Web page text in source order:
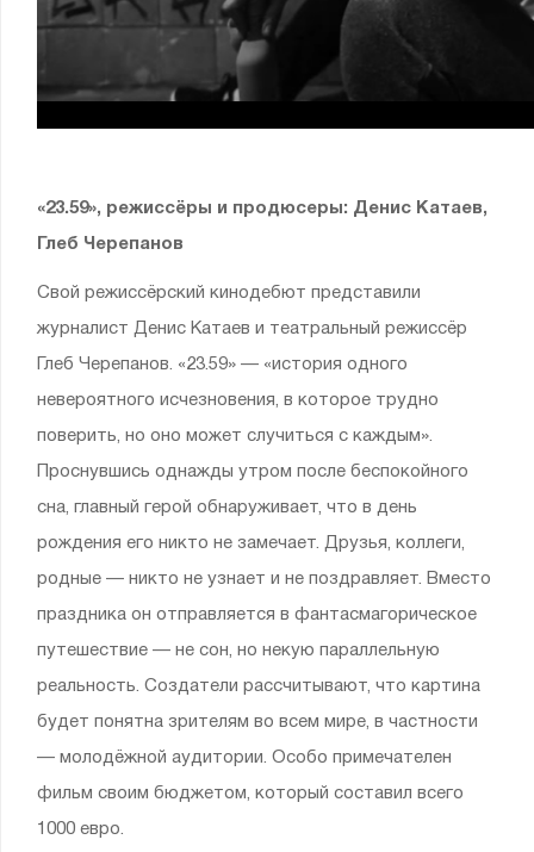
«23.59», режиссёры и продюсеры: Денис Катаев,
Глеб Черепанов
Свой режиссёрский кинодебют представили
журналист Денис Катаев и театральный режиссёр
Глеб Черепанов. «23.59» — «история одного
невероятного исчезновения, в которое трудно
поверить, но оно может случиться с каждым».
Проснувшись однажды утром после беспокойного
сна, главный герой обнаруживает, что в день
рождения его никто не замечает. Друзья, коллеги,
родные — никто не узнает и не поздравляет. Вместо
праздника он отправляется в фантасмагорическое
путешествие — не сон, но некую параллельную
реальность. Создатели рассчитывают, что картина
будет понятна зрителям во всем мире, в частности
— молодёжной аудитории. Особо примечателен
фильм своим бюджетом, который составил всего
1000 евро.